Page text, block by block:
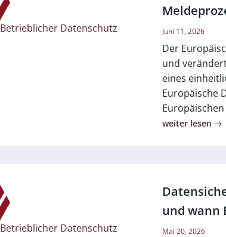
Betrieblicher Datenschutz Juni 11, 2026
Der
und
eines
Europäische
weiter lesen
Betrieblicher Datenschutz
und wann
Mai 20, 2026